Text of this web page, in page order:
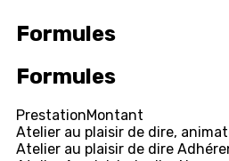
Formules
Formules
PrestationMontant
Atelier au plaisir de dire,
Atelier au plaisir de dire